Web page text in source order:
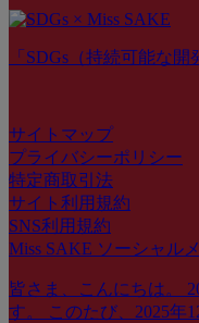
「SDGs（持続可能な
サイトマップ
プライバシーポリシー
特定商取引法
サイト利用規約
SNS利用規約
Miss SAKE ソーシャル
皆さま、こんにちは。
す。 このたび、2025年